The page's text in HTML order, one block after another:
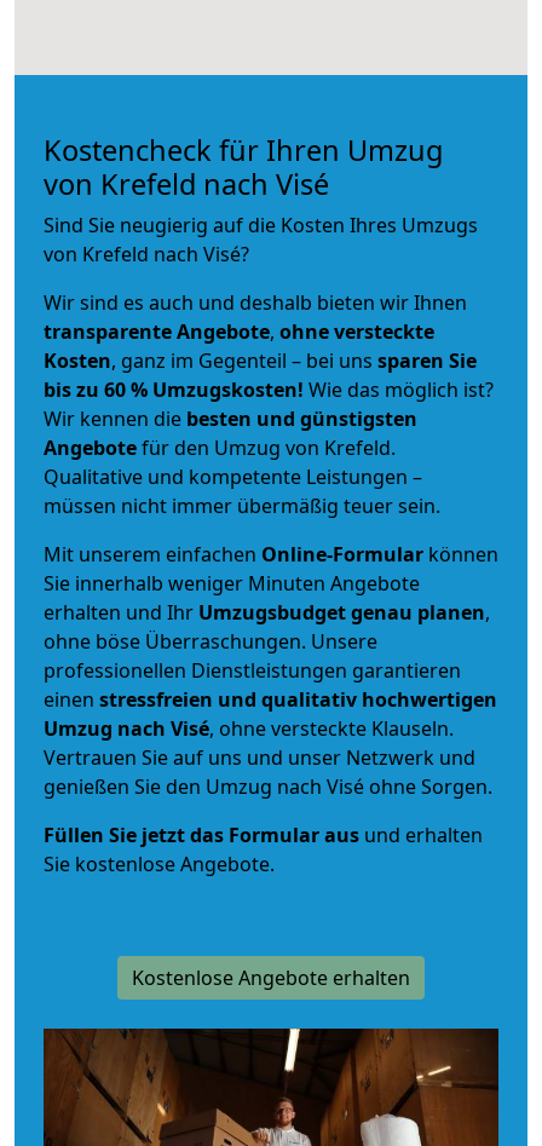
Kostencheck für Ihren Umzug
von Krefeld nach Visé
Sind Sie neugierig auf die Kosten Ihres Umzugs
von Krefeld nach Visé?
Wir sind es auch und deshalb bieten wir Ihnen
transparente Angebote, ohne versteckte
Kosten, ganz im Gegenteil – bei uns sparen Sie
bis zu 60 % Umzugskosten! Wie das möglich ist?
Wir kennen die besten und günstigsten
Angebotefür den Umzug von Krefeld.
Qualitative und kompetente Leistungen –
müssen nicht immer übermäßig teuer sein.
Mit unserem einfachen Online-Formular können
Sie innerhalb weniger Minuten Angebote
erhalten und Ihr Umzugsbudgetgenau planen,
ohne böse Überraschungen. Unsere
professionellen Dienstleistungen garantieren
einen stressfreien und qualitativ hochwertigen
Umzug nach Visé, ohne versteckte Klauseln.
Vertrauen Sie auf uns und unser Netzwerk und
genießen Sie den Umzug nach Visé ohne Sorgen.
Füllen Sie jetzt das Formular aus und erhalten
Sie kostenlose Angebote.
Kostenlose Angebote erhalten